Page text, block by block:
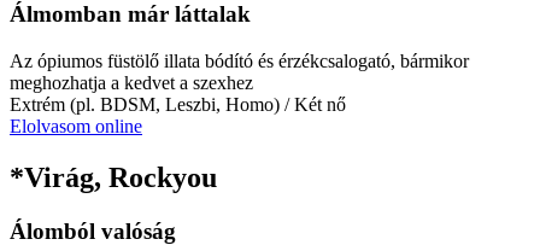
Álmomban már láttalak
Az ópiumos füstölő illata bódító és érzékcsalogató, bármikor
meghozhatja a kedvet a szexhez
Extrém (pl. BDSM, Leszbi, Homo) / Két nő
Elolvasom online
*Virág, Rockyou
Álomból valóság